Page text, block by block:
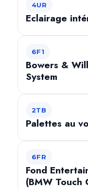
4UR
Eclairage
6F1
Bowers &
System
2TB
Palettes au
6FR
Fond
(BMW Touch